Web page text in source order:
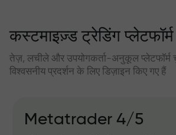
कस्टमाइज़्ड ट्रेडिंग प्लेटफॉर्म
तेज़, लचीले और उपयोगकर्ता-अनुकूल प्लेटफॉर्म
विश्वसनीय प्रदर्शन के लिए डिज़ाइन किए गए हैं
Metatrader 4/5